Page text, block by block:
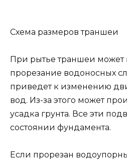
Схема размеров траншеи
При рытье траншеи может
прорезание водоносных
приведет к изменению
вод. Из-за этого может
усадка грунта. Все эти
состоянии фундамента.
Если прорезан